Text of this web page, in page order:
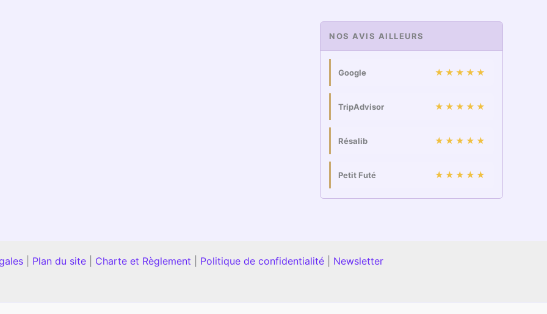
NOS AVIS AILLEURS
Google ★★★★★
TripAdvisor ★★★★★
Résalib ★★★★★
Petit Futé ★★★★★
Plan du site Charte et Règlement Politique de confidentialité Newsletter